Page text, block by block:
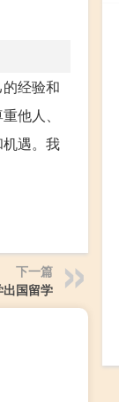
经验和
他人、
遇。我
下一篇
出国留学